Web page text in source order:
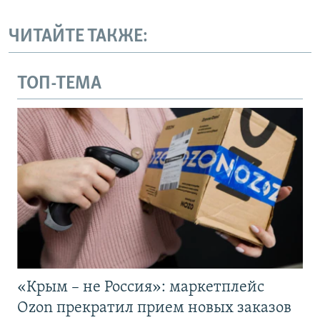
ЧИТАЙТЕ ТАКЖЕ:
ТОП-ТЕМА
«Крым – не Россия»: маркетплейс
Ozon прекратил прием новых заказов